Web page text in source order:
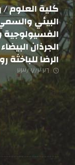
كلية العلوم /
البيئي
الفسيولوجية
الجرذان
الرضا
٢٣/٠٧/٢٠٢٦